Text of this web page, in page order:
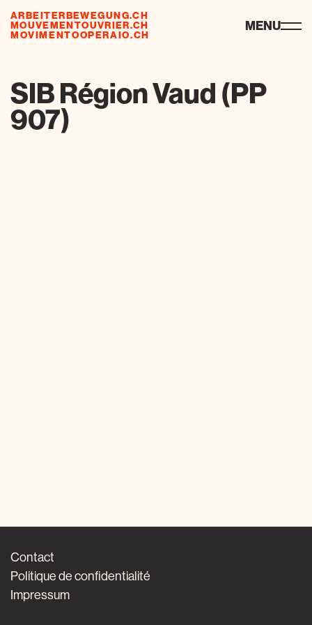
ARBEITERBEWEGUNG.CH
MOUVEMENTOUVRIER.CH
MOVIMENTOOPERAIO.CH
ressources MENU
SIB Région Vaud (PP
907)
Contact
Politique de confidentialité
Impressum